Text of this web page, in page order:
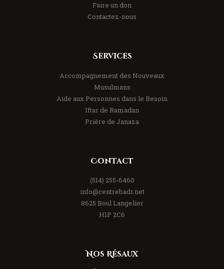
Faire un don
Contactez-nous
Services
Accompagnement des Nouveaux
Musulmans
Aide aux Personnes dans le Besoin
Iftar de Ramadan
Prière de Janaza
Contact
(514) 255-6460
info@centrebadr.net
8625 Boul Langelier
H1P 2C6
Nos Résaux